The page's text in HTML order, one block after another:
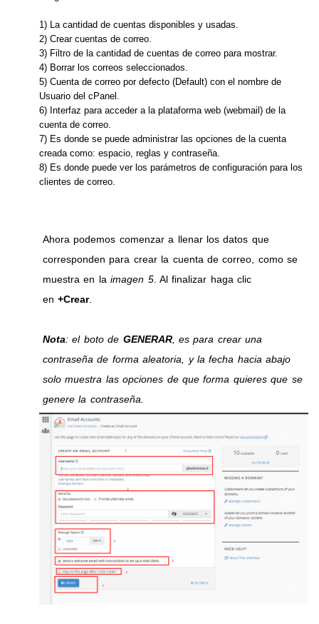
1) La cantidad de cuentas disponibles y usadas.
2) Crear cuentas de correo.
3) Filtro de la cantidad de cuentas de correo para mostrar.
4) Borrar los correos seleccionados.
5) Cuenta de correo por defecto (Default) con el nombre de
Usuario del cPanel.
6) Interfaz para acceder a la plataforma web (webmail) de la
cuenta de correo.
7) Es donde se puede administrar las opciones de la cuenta
creada como: espacio, reglas y contraseña.
8) Es donde puede ver los parámetros de configuración para los
clientes de correo.
Ahora podemos comenzar a llenar los datos que
corresponden para crear la cuenta de correo, como se
muestra en la imagen 5. Al finalizar haga clic
en+Crear.
Nota: el boto de GENERAR, es para crear una
contraseña de forma aleatoria, y la fecha hacia abajo
solo muestra las opciones de que forma quieres que se
genere la contraseña.